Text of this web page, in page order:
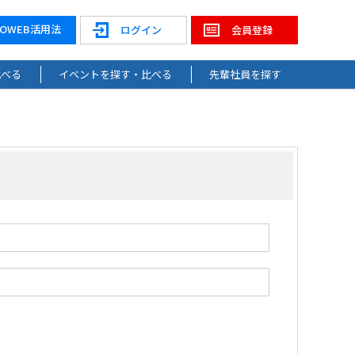
会員登録
ログイン
活用法
る イベントを探す・比べる 先輩社員を探す